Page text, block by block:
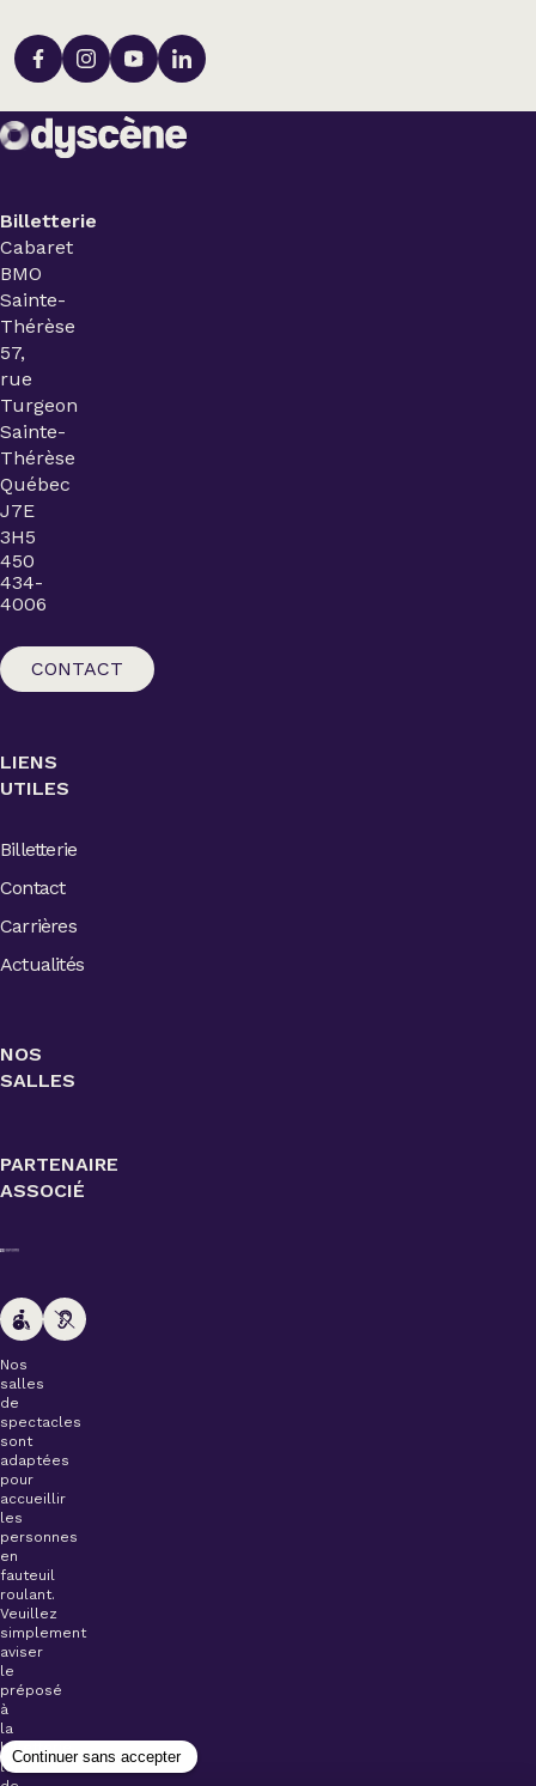
Billetterie
Cabaret
BMO
Sainte-
Thérèse
57,
rue
Turgeon
Sainte-
Thérèse
Québec
J7E
3H5
450
434-
4006
CONTACT
LIENS
UTILES
Billetterie
Contact
Carrières
Actualités
NOS
SALLES
PARTENAIRE
ASSOCIÉ
Nos
salles
de
spectacles
sont
adaptées
pour
accueillir
les
personnes
en
fauteuil
roulant.
Veuillez
simplement
aviser
le
préposé
à
la
billetterie
lors